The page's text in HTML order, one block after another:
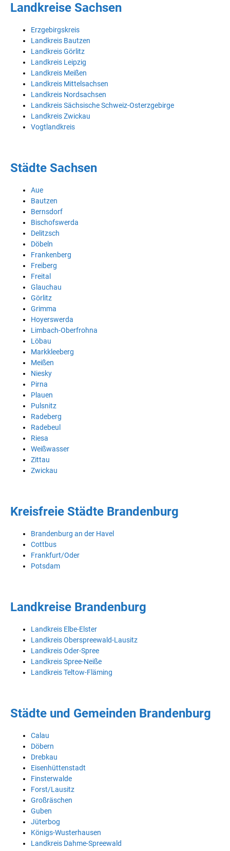
Landkreise Sachsen
Erzgebirgskreis
Landkreis Bautzen
Landkreis Görlitz
Landkreis Leipzig
Landkreis Meißen
Landkreis Mittelsachsen
Landkreis Nordsachsen
Landkreis Sächsische Schweiz-Osterzgebirge
Landkreis Zwickau
Vogtlandkreis
Städte Sachsen
Aue
Bautzen
Bernsdorf
Bischofswerda
Delitzsch
Döbeln
Frankenberg
Freiberg
Freital
Glauchau
Görlitz
Grimma
Hoyerswerda
Limbach-Oberfrohna
Löbau
Markkleeberg
Meißen
Niesky
Pirna
Plauen
Pulsnitz
Radeberg
Radebeul
Riesa
Weißwasser
Zittau
Zwickau
Kreisfreie Städte Brandenburg
Brandenburg an der Havel
Cottbus
Frankfurt/Oder
Potsdam
Landkreise Brandenburg
Landkreis Elbe-Elster
Landkreis Oberspreewald-Lausitz
Landkreis Oder-Spree
Landkreis Spree-Neiße
Landkreis Teltow-Fläming
Städte und Gemeinden Brandenburg
Calau
Döbern
Drebkau
Eisenhüttenstadt
Finsterwalde
Forst/Lausitz
Großräschen
Guben
Jüterbog
Königs-Wusterhausen
Landkreis Dahme-Spreewald